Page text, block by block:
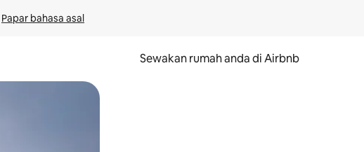
Papar bahasa asal
Sewakan rumah anda di Airbnb